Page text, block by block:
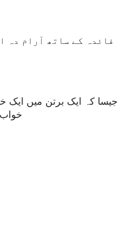
فائدہ کے ساتھ آرام دہ
جیسا کہ ایک برتن میں ایک